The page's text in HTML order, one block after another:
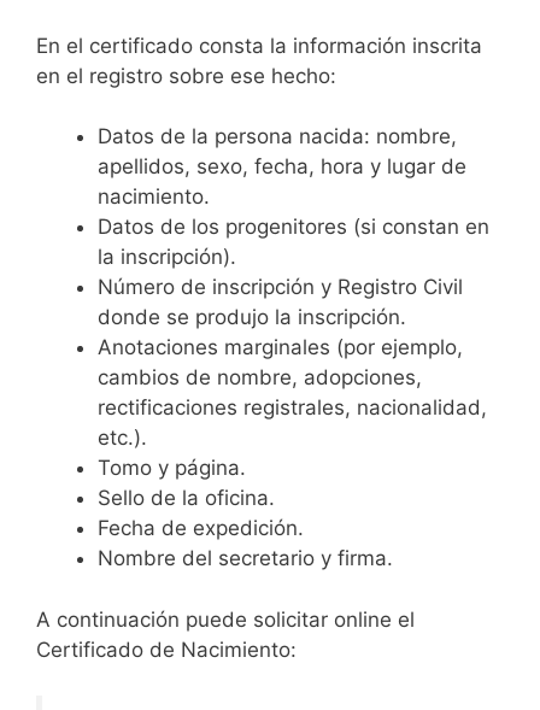
En el certificado consta la información inscrita
en el registro sobre ese hecho:
Datos de la persona nacida: nombre,
apellidos, sexo, fecha, hora y lugar de
nacimiento.
Datos de los progenitores (si constan en
la inscripción).
Número de inscripción y Registro Civil
donde se produjo la inscripción.
Anotaciones marginales (por ejemplo,
cambios de nombre, adopciones,
rectificaciones registrales, nacionalidad,
etc.).
Tomo y página.
Sello de la oficina.
Fecha de expedición.
Nombre del secretario y firma.
A continuación puede solicitar online el
Certificado de Nacimiento: